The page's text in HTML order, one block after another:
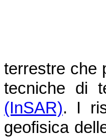
terrestre che
tecniche di
(InSAR). I
geofisica